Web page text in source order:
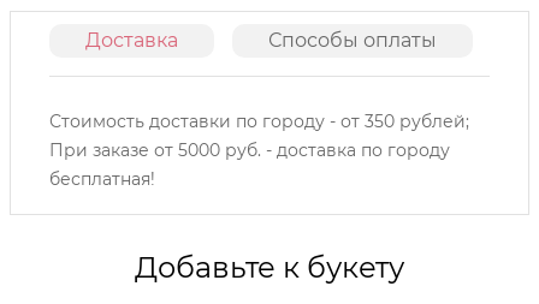
Доставка Способы оплаты
Стоимость доставки по городу - от 350 рублей;
При заказе от 5000 руб. - доставка по городу
бесплатная!
Добавьте к букету